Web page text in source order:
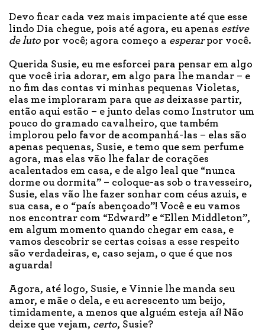
Devo ficar cada vez mais impaciente até que esse
lindo Dia chegue, pois até agora, eu apenas estive
de luto por você; agora começo a esperarpor você.
Querida Susie, eu me esforcei para pensar em algo
que você iria adorar, em algo para lhe mandar – e
no fim das contas vi minhas pequenas Violetas,
elas me imploraram para que asdeixasse partir,
então aqui estão – e junto delas como Instrutor um
pouco do gramado cavalheiro, que também
implorou pelo favor de acompanhá-las – elas são
apenas pequenas, Susie, e temo que sem perfume
agora, mas elas vão lhe falar de corações
acalentados em casa, e de algo leal que “nunca
dorme ou dormita” – coloque-as sob o travesseiro,
Susie, elas vão lhe fazer sonhar com céus azuis, e
sua casa, e o “país abençoado”! Você e eu vamos
nos encontrar com “Edward” e “Ellen Middleton”,
em algum momento quando chegar em casa, e
vamos descobrir se certas coisas a esse respeito
são verdadeiras, e, caso sejam, o que é que nos
aguarda!
Agora, até logo, Susie, e Vinnie lhe manda seu
amor, e mãe o dela, e eu acrescento um beijo,
timidamente, a menos que alguém esteja aí! Não
deixe que vejam, certo, Susie?